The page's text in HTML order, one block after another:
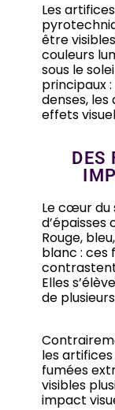
Les
être
couleurs
sous le
principaux
denses,
effets
DES
Le cœur du
d’épaisses
Rouge,
blanc : ces
Elles
de
les
fumées
visibles
impact